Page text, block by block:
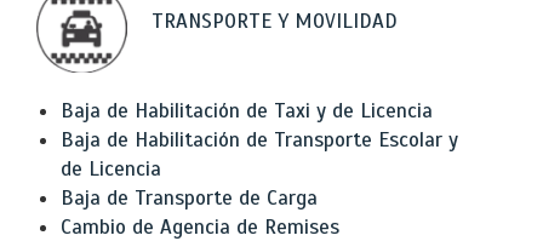
TRANSPORTE Y MOVILIDAD
Baja de Habilitación de Taxi y de Licencia
Baja de Habilitación de Transporte Escolar y
de Licencia
Baja de Transporte de Carga
Cambio de Agencia de Remises